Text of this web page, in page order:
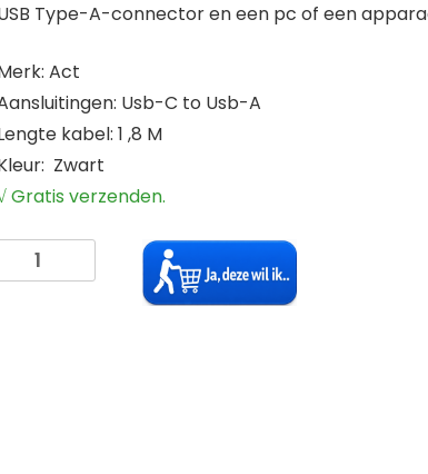
Type-A-connector en een pc of een
Act
Usb-C to Usb-A
kabel: 1 ,8 M
Zwart
Gratis verzenden.
Usb-